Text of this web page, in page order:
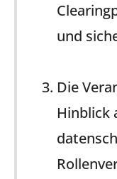
und
Die
Hinblick